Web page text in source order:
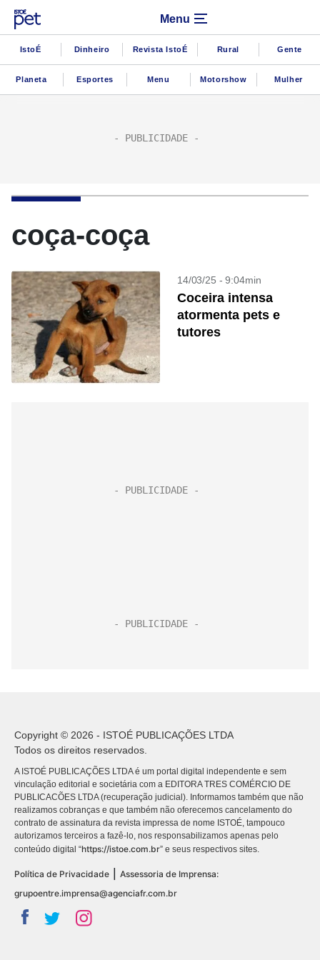
Menu
IstoÉ Dinheiro Revista IstoÉ Rural Gente
Planeta Esportes Menu Motorshow Mulher
coça-coça
14/03/25 - 9:04min
Coceira intensa
atormenta pets e
tutores
Copyright © 2026 - ISTOÉ PUBLICAÇÕES LTDA
Todos os direitos reservados.
A ISTOÉ PUBLICAÇÕES LTDA é um portal digital independente e sem
vinculação editorial e societária com a EDITORA TRES COMÉRCIO DE
PUBLICACÕES LTDA (recuperação judicial). Informamos também que não
realizamos cobranças e que também não oferecemos cancelamento do
contrato de assinatura da revista impressa de nome ISTOÉ, tampouco
autorizamos terceiros a fazê-lo, nos responsabilizamos apenas pelo
conteúdo digital “https://istoe.com.br” e seus respectivos sites.
Política de Privacidade
Assessoria de Imprensa:
grupoentre.imprensa@agenciafr.com.br